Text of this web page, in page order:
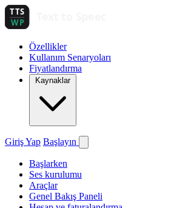
Özellikler
Kullanım Senaryoları
Fiyatlandırma
Kaynaklar
Giriş Yap Başlayın
Başlarken
Ses kurulumu
Araçlar
Genel Bakış Paneli